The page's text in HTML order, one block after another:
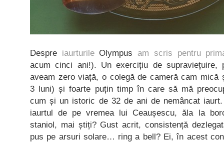
Despre iaurturileOlympus am scris pentru
acum cinci ani!). Un exercițiu de supraviețuire,
aveam zero viață, o colegă de cameră cam mică
3 luni) și foarte puțin timp în care să mă
cum și un istoric de 32 de ani de nemâncat
iaurtul de pe vremea lui Ceaușescu, ăla la
staniol, mai știți? Gust acrit, consistență
pus pe arsuri solare… ring a bell? Ei, în acest